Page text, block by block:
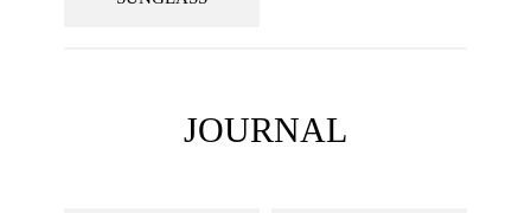
JOURNAL